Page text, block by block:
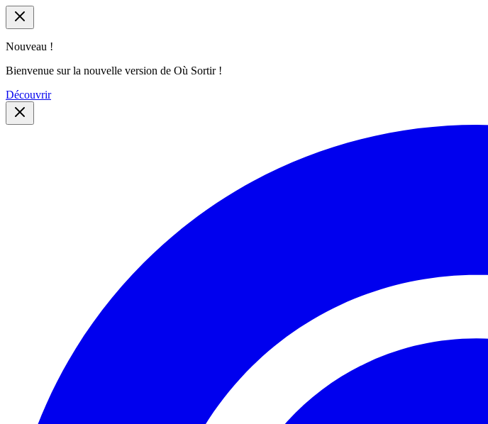
Nouveau !
Bienvenue sur la nouvelle version de Où Sortir !
Découvrir